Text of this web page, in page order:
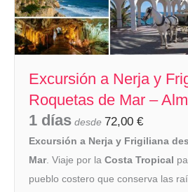
Excursión a Nerja y
Roquetas de Mar –
1 días desde 72,00 €
Excursión a Nerja y Frigiliana
Mar. Viaje por la Costa Tropical
pueblo costero que conserva las